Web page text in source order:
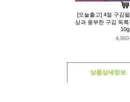
[오늘출고] 4절 구김
상과 풍부한 구김 독특
10g
4,950
상품상세정보